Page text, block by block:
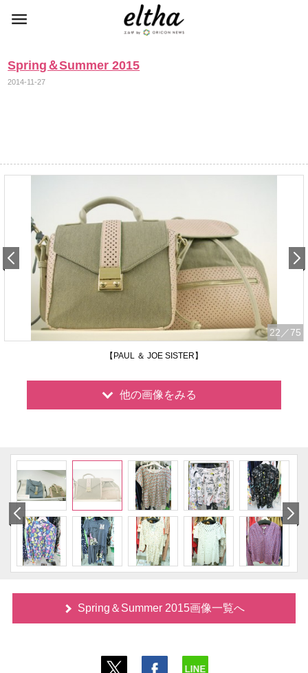
Spring＆Summer 2015
2014-11-27
22 ／75
【PAUL ＆ JOE SISTER】
他の画像をみる
Spring＆Summer 2015画像一覧へ